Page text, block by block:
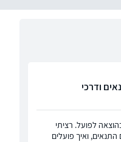
ודרכי
לפועל. רציתי
ואיך פועלים